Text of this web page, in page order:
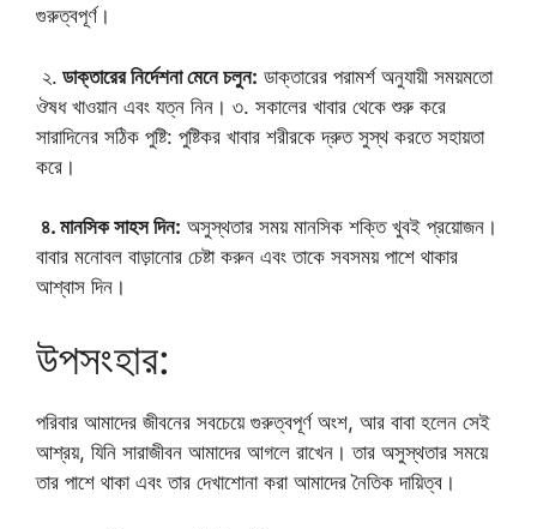
গুরুত্বপূর্ণ।
২. ডাক্তারের নির্দেশনা মেনে চলুন: ডাক্তারের পরামর্শ অনুযায়ী সময়মতো
ঔষধ খাওয়ান এবং যত্ন নিন। ৩. সকালের খাবার থেকে শুরু করে
সারাদিনের সঠিক পুষ্টি: পুষ্টিকর খাবার শরীরকে দ্রুত সুস্থ করতে সহায়তা
করে।
৪. মানসিক সাহস দিন: অসুস্থতার সময় মানসিক শক্তি খুবই প্রয়োজন।
বাবার মনোবল বাড়ানোর চেষ্টা করুন এবং তাকে সবসময় পাশে থাকার
আশ্বাস দিন।
উপসংহার:
পরিবার আমাদের জীবনের সবচেয়ে গুরুত্বপূর্ণ অংশ, আর বাবা হলেন সেই
আশ্রয়, যিনি সারাজীবন আমাদের আগলে রাখেন। তার অসুস্থতার সময়ে
তার পাশে থাকা এবং তার দেখাশোনা করা আমাদের নৈতিক দায়িত্ব।